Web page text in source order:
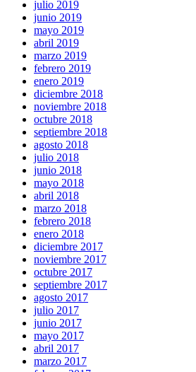
julio 2019
junio 2019
mayo 2019
abril 2019
marzo 2019
febrero 2019
enero 2019
diciembre 2018
noviembre 2018
octubre 2018
septiembre 2018
agosto 2018
julio 2018
junio 2018
mayo 2018
abril 2018
marzo 2018
febrero 2018
enero 2018
diciembre 2017
noviembre 2017
octubre 2017
septiembre 2017
agosto 2017
julio 2017
junio 2017
mayo 2017
abril 2017
marzo 2017